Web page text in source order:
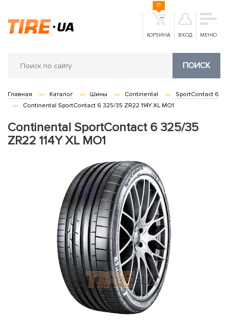
КОРЗИНА
0
ВХОД МЕНЮ
ПОИСК
Главная Каталог Шины Continental
SportContact 6
Continental SportContact 6 325/35 ZR22 114Y XL MO1
Continental SportContact 6 325/35
ZR22 114Y XL MO1